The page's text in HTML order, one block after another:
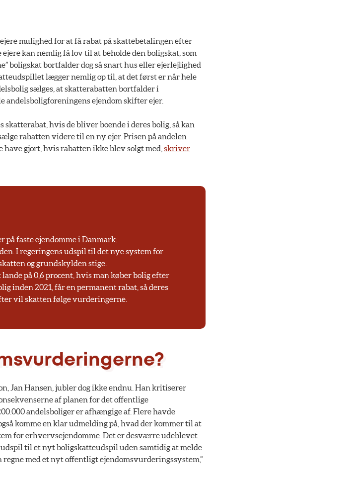
mulighed for at få rabat på skattebetalingen efter
kan nemlig få lov til at beholde den boligskat, som
boligskat bortfalder dog så snart hus eller ejerlejlighed
lægger nemlig op til, at det først er når hele
sælges, at skatterabatten bortfalder i
andelsboligforeningens ejendom skifter ejer.
hvis de bliver boende i deres bolig, så kan
rabatten videre til en ny ejer. Prisen på andelen
gjort, hvis rabatten ikke blev solgt med, skriver
på faste ejendomme i Danmark:
I regeringens udspil til det nye system for
og grundskylden stige.
på 0,6 procent, hvis man køber bolig efter
inden 2021, får en permanent rabat, så deres
vil skatten følge vurderingerne.
Jan Hansen, jubler dog ikke endnu. Han kritiserer
af planen for det offentlige
andelsboliger er afhængige af. Flere havde
komme en klar udmelding på, hvad der kommer til at
for erhvervsejendomme. Det er desværre udeblevet.
til et nyt boligskatteudspil uden samtidig at melde
med et nyt offentligt ejendomsvurderingssystem,”